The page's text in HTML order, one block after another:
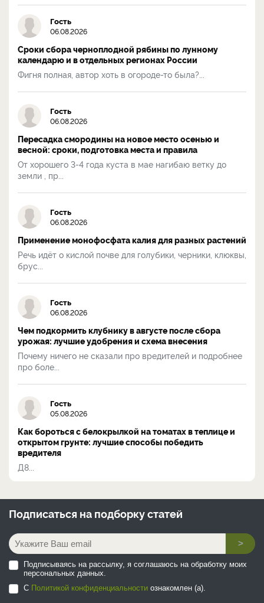
Гость
06.08.2026
Сроки сбора черноплодной рябины по лунному
календарю и в отдельных регионах России
Фигня полная, автор хоть в огороде-то была?...
Гость
06.08.2026
Пересадка смородины на новое место осенью и
весной: сроки, подготовка места и правила
От хорошего 3-4 года куста в мае нагибаю ветку до
земли , пр...
Гость
06.08.2026
Применение монофосфата калия для разных растений
Речь идёт о кислой почве для голубики, черники, клюквы,
брус...
Гость
06.08.2026
Чем подкормить клубнику в августе после сбора
урожая: лучшие удобрения и схема внесения
Почему ничего не сказали про вредителей и подробнее
про боле...
Гость
05.08.2026
Как бороться с белокрылкой на томатах в теплице и
открытом грунте: лучшие способы победить
вредителя
Д8...
Подписаться на подборку статей
>
Подписываясь на рассылку, я соглашаюсь на обработку моих
персональных данных.
С Политикой конфиденциальности ознакомлен (а).